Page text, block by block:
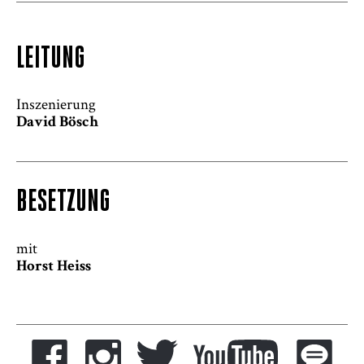
LEITUNG
Inszenierung
David Bösch
BESETZUNG
mit
Horst Heiss